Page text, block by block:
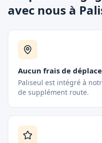
avec nous à
Aucun frais de
Paliseul est intégré à
de supplément route.